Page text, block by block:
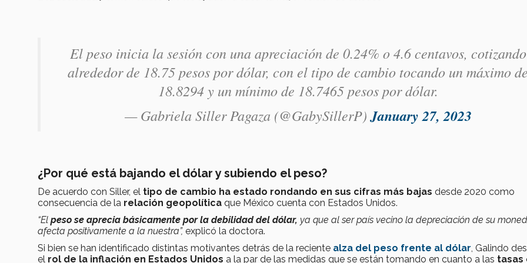
El peso inicia la sesión con una apreciación de 0.24% o 4.6 centavos, cotizando
alrededor de 18.75 pesos por dólar, con el tipo de cambio tocando un máximo de
18.8294 y un mínimo de 18.7465 pesos por dólar.
— Gabriela Siller Pagaza (@GabySillerP)January 27, 2023
¿Por qué está bajando el dólar y subiendo el peso?
De acuerdo con Siller, el tipo de cambio ha estado rondando en sus cifras más bajas desde 2020 como
consecuencia de la relación geopolítica que México cuenta con Estados Unidos.
“El peso se aprecia básicamente por la debilidad del dólar, ya que al ser país vecino la depreciación de su
afecta positivamente a la nuestra”, explicó la doctora.
Si bien se han identificado distintas motivantes detrás de la reciente alza del peso frente al dólar, Galindo
el rol de la inflación en Estados Unidos a la par de las medidas que se están tomando en cuanto a las tasas